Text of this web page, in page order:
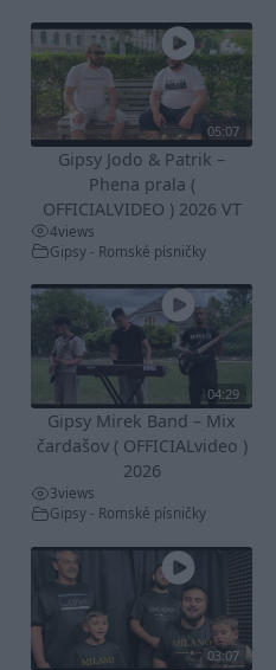
05:07
Gipsy Jodo & Patrik –
Phena prala (
OFFICIALVIDEO ) 2026 VT
4views
Gipsy - Romské písničky
04:29
Gipsy Mirek Band – Mix
čardašov ( OFFICIALvideo )
2026
3views
Gipsy - Romské písničky
03:07